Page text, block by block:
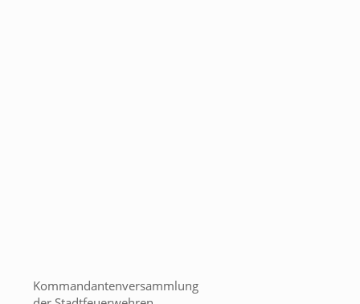
Kommandantenversammlung